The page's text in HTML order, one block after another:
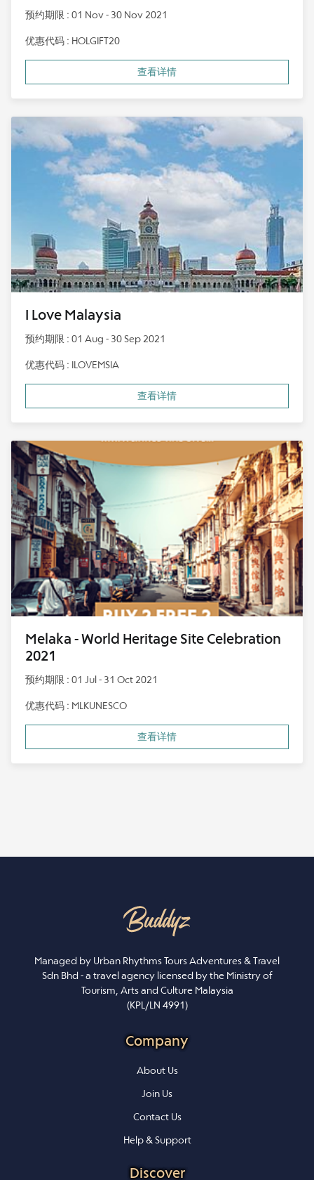
预约期限 : 01 Nov - 30 Nov 2021
优惠代码 : HOLGIFT20
查看详情
I Love Malaysia
预约期限 : 01 Aug - 30 Sep 2021
优惠代码 : ILOVEMSIA
查看详情
Melaka - World Heritage Site Celebration
2021
预约期限 : 01 Jul - 31 Oct 2021
优惠代码 : MLKUNESCO
查看详情
Managed by Urban Rhythms Tours Adventures & Travel
Sdn Bhd - a travel agency licensed by the Ministry of
Tourism, Arts and Culture Malaysia
(KPL/LN 4991)
Company
About Us
Join Us
Contact Us
Help & Support
Discover